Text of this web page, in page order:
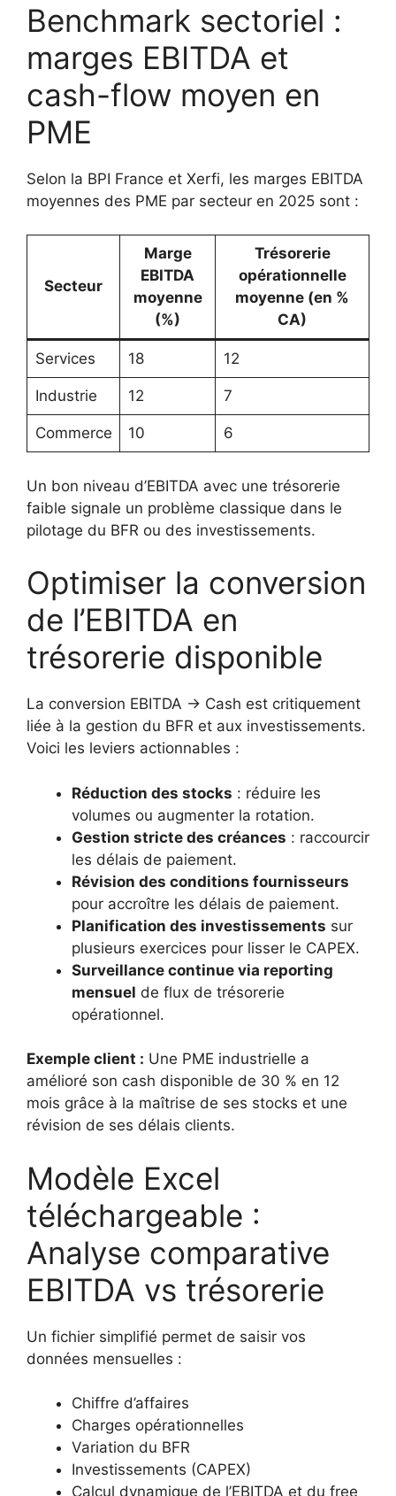
Benchmark sectoriel :
marges EBITDA et
cash-flow moyen en
PME
Selon la BPI France et Xerfi, les marges EBITDA
moyennes des PME par secteur en 2025 sont :
Secteur
Marge
EBITDA
moyenne
(%)
Trésorerie
opérationnelle
moyenne (en %
CA)
Services 18 12
Industrie 12 7
Commerce 10 6
Un bon niveau d’EBITDA avec une trésorerie
faible signale un problème classique dans le
pilotage du BFR ou des investissements.
Optimiser la conversion
de l’EBITDA en
trésorerie disponible
La conversion EBITDA → Cash est critiquement
liée à la gestion du BFR et aux investissements.
Voici les leviers actionnables :
Réduction des stocks : réduire les
volumes ou augmenter la rotation.
Gestion stricte des créances : raccourcir
les délais de paiement.
Révision des conditions fournisseurs
pour accroître les délais de paiement.
Planification des investissements sur
plusieurs exercices pour lisser le CAPEX.
Surveillance continue via reporting
mensuel de flux de trésorerie
opérationnel.
Exemple client : Une PME industrielle a
amélioré son cash disponible de 30 % en 12
mois grâce à la maîtrise de ses stocks et une
révision de ses délais clients.
Modèle Excel
téléchargeable :
Analyse comparative
EBITDA vs trésorerie
Un fichier simplifié permet de saisir vos
données mensuelles :
Chiffre d’affaires
Charges opérationnelles
Variation du BFR
Investissements (CAPEX)
Calcul dynamique de l’EBITDA et du free